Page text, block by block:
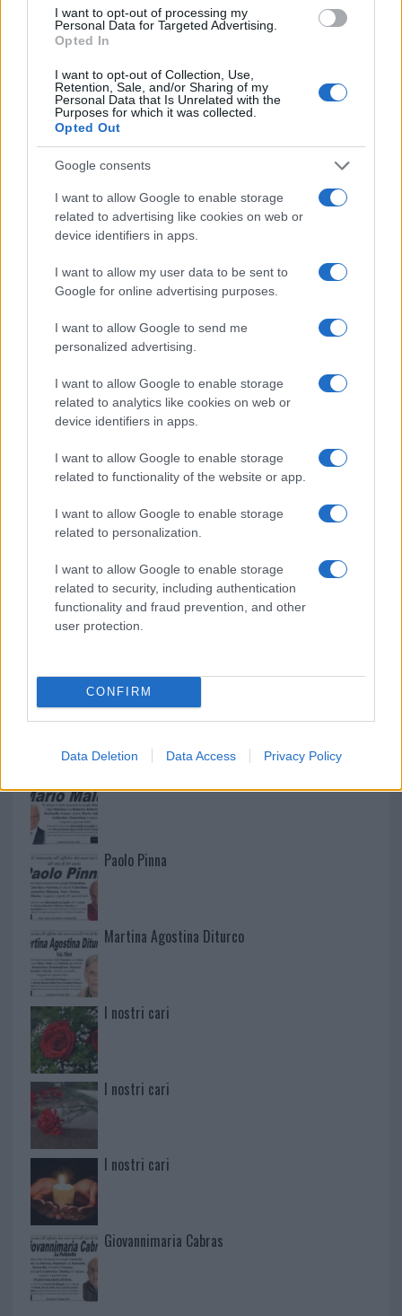
I want to opt-out of processing my
Personal Data for Targeted Advertising.
Opted In
I want to opt-out of Collection, Use,
Retention, Sale, and/or Sharing of my
Personal Data that Is Unrelated with the
Purposes for which it was collected.
Opted Out
Google consents
I want to allow Google to enable storage
related to advertising like cookies on web or
device identifiers in apps.
I want to allow my user data to be sent to
Google for online advertising purposes.
I want to allow Google to send me
personalized advertising.
I want to allow Google to enable storage
related to analytics like cookies on web or
device identifiers in apps.
I want to allow Google to enable storage
related to functionality of the website or app.
I want to allow Google to enable storage
related to personalization.
I want to allow Google to enable storage
related to security, including authentication
functionality and fraud prevention, and other
user protection.
CONFIRM
Data Deletion Data Access Privacy Policy
Giorgia Meloni a La Maddalena, la vicesindaco:
“Orgoglio e discrezione per visita privata̶…
Incendio nella notte a Olbia, a fuoco due furgoni
A fuoco un deposito con bombole, intervento dei
vigili del fuoco a Rudalza
Ristorante distrutto dalle fiamme a La
Maddalena, incendio a Monti d’à rena
Le previsioni meteo per il weekend a Olbia e in
Gallura
Michelle Hunziker in Gallura, bella anche dal
vivo: un amico vip svela come fa
Calangianus, dopo le polemiche il centro
Mario Malu
Paolo Pinna
Martina Agostina Diturco
I nostri cari
I nostri cari
I nostri cari
Giovannimaria Cabras